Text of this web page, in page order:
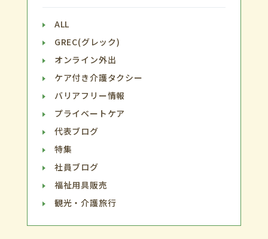
ALL
GREC(グレック)
オンライン外出
ケア付き介護タクシー
バリアフリー情報
プライベートケア
代表ブログ
特集
社員ブログ
福祉用具販売
観光・介護旅行